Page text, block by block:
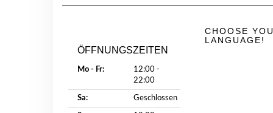
ÖFFNUNGSZEITEN
Mo - Fr:
12:00 -
22:00
Sa: Geschlossen
CHOOSE
LANGUAGE!